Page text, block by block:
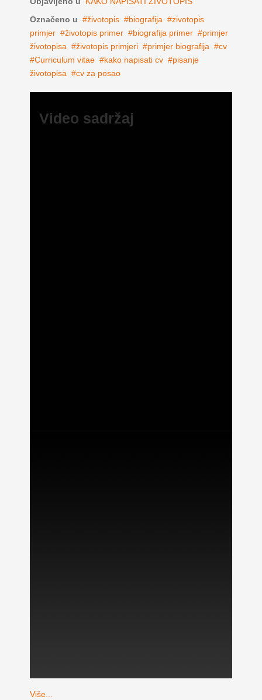
Označeno u
životopis biografija
zivotopis
primjer
životopis primer biografija primer
primjer
životopisa
životopis primjeri primjer biografija
cv
Curriculum vitae
kako napisati cv
pisanje
životopisa
cv za posao
Video sadržaj
Više...